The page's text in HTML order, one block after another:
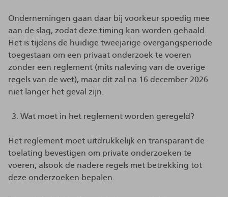
Ondernemingen gaan daar bij voorkeur spoedig mee
aan de slag, zodat deze timing kan worden gehaald.
Het is tijdens de huidige tweejarige overgangsperiode
toegestaan om een privaat onderzoek te voeren
zonder een reglement (mits naleving van de overige
regels van de wet), maar dit zal na 16 december 2026
niet langer het geval zijn.
Wat moet in het reglement worden geregeld?
Het reglement moet uitdrukkelijk en transparant de
toelating bevestigen om private onderzoeken te
voeren, alsook de nadere regels met betrekking tot
deze onderzoeken bepalen.